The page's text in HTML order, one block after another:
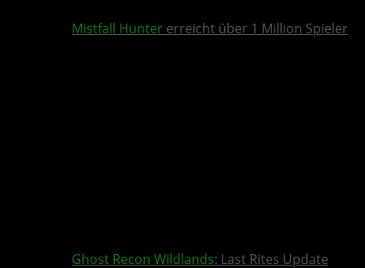
Mistfall Hunter erreicht über 1 Million Spieler
Ghost Recon Wildlands: Last Rites Update